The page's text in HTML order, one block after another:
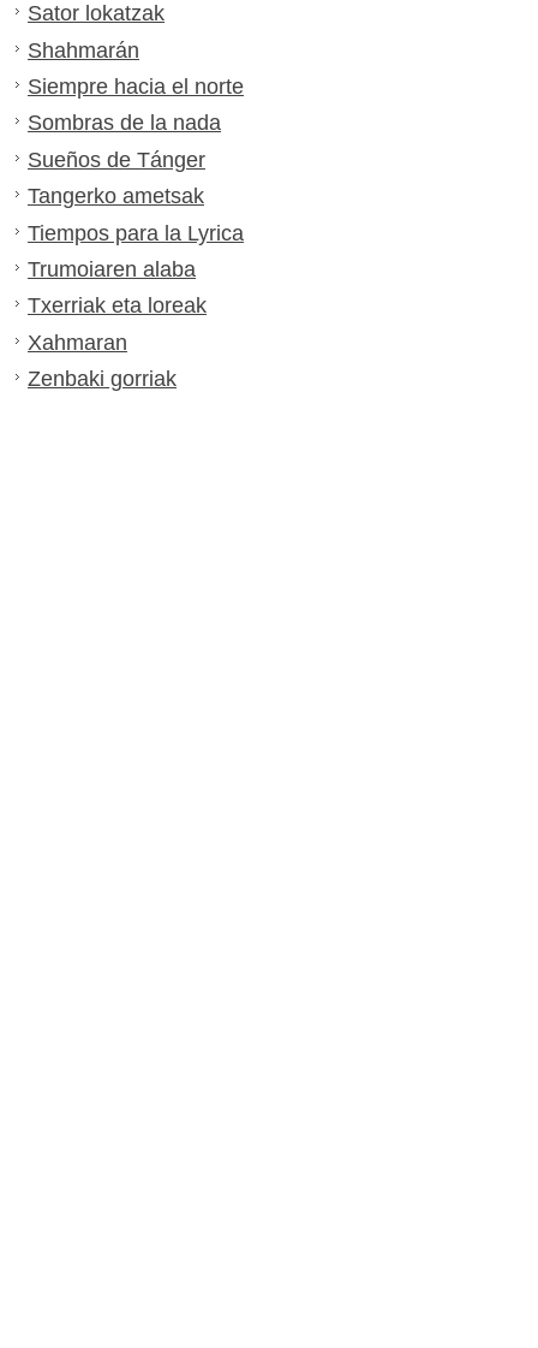
Sator lokatzak
Shahmarán
Siempre hacia el norte
Sombras de la nada
Sueños de Tánger
Tangerko ametsak
Tiempos para la Lyrica
Trumoiaren alaba
Txerriak eta loreak
Xahmaran
Zenbaki gorriak